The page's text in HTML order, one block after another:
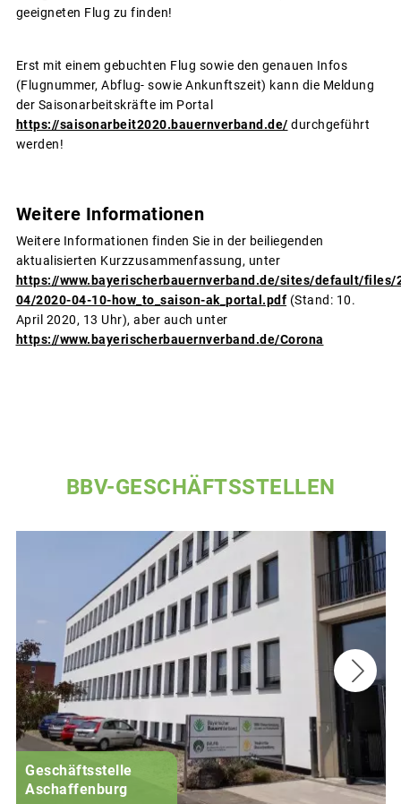
geeigneten Flug zu finden!
Erst mit einem gebuchten Flug sowie den genauen Infos
(Flugnummer, Abflug- sowie Ankunftszeit) kann die Meldung
der Saisonarbeitskräfte im Portal
https://saisonarbeit2020.bauernverband.de/ durchgeführt
werden!
Weitere Informationen
Weitere Informationen finden Sie in der beiliegenden
aktualisierten Kurzzusammenfassung, unter
https://www.bayerischerbauernverband.de/sites/default/files/
04/2020-04-10-how_to_saison-ak_portal.pdf (Stand: 10.
April 2020, 13 Uhr), aber auch unter
https://www.bayerischerbauernverband.de/Corona
BBV-GESCHÄFTSSTELLEN
Geschäftsstelle
Aschaffenburg